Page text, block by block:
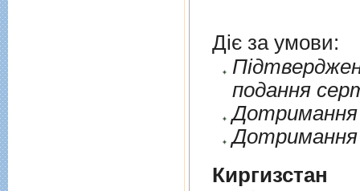
Діє за умови:
подання
Дотримання
Дотримання
Киргизстан